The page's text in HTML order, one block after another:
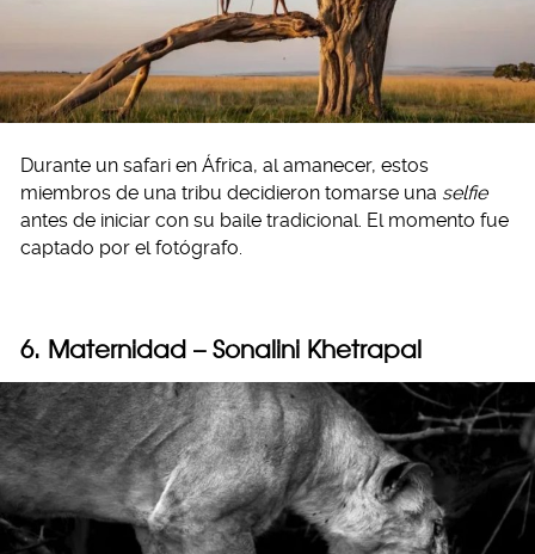
Durante un safari en África, al amanecer, estos
miembros de una tribu decidieron tomarse una selfie
antes de iniciar con su baile tradicional. El momento fue
captado por el fotógrafo.
6. Maternidad – Sonalini Khetrapal